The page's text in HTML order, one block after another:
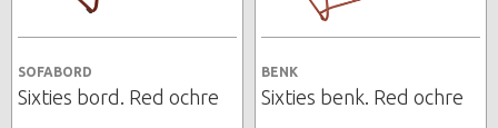
SOFABORD
Sixties bord. Red ochre
BENK
Sixties benk. Red ochre